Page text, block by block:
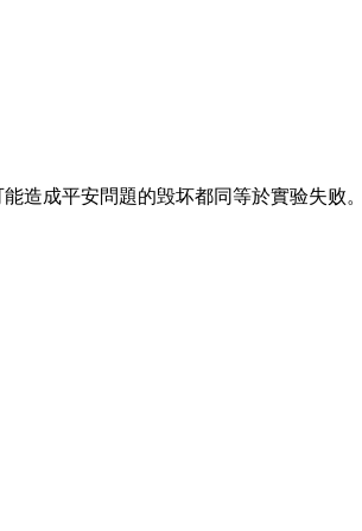
造成平安問題的毁坏都同等於實验失败